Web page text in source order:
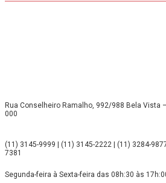
Rua Conselheiro Ramalho, 992/988 Bela Vista
000
(11) 3145-9999 | (11) 3145-2222 | (11) 3284-
7381
Segunda-feira à Sexta-feira das 08h:30 às